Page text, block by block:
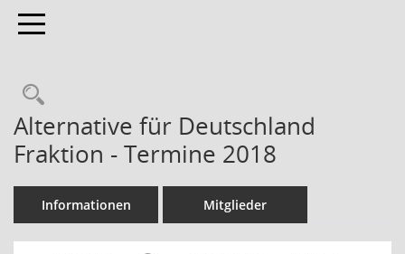
Toggle navigation
Rechercheauswahl
Alternative für Deutschland
Fraktion - Termine 2018
Informationen Mitglieder